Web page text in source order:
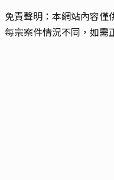
免責聲明：本網站內容僅
每宗案件情況不同，如需